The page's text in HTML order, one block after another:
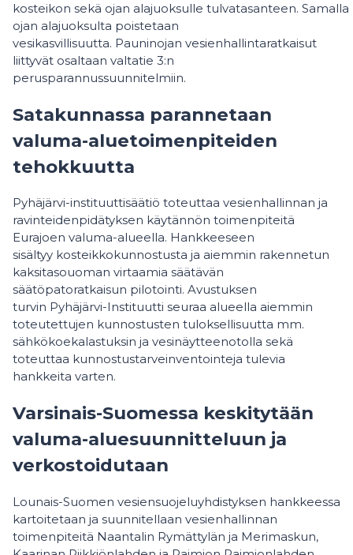
kosteikon sekä ojan alajuoksulle tulvatasanteen. Samalla
ojan alajuoksulta poistetaan
vesikasvillisuutta. Pauninojan vesienhallintaratkaisut
liittyvät osaltaan valtatie 3:n
perusparannussuunnitelmiin.
Satakunnassa parannetaan
valuma-aluetoimenpiteiden
tehokkuutta
Pyhäjärvi-instituuttisäätiö toteuttaa vesienhallinnan ja
ravinteidenpidätyksen käytännön toimenpiteitä
Eurajoen valuma-alueella. Hankkeeseen
sisältyy kosteikkokunnostusta ja aiemmin rakennetun
kaksitasouoman virtaamia säätävän
säätöpatoratkaisun pilotointi. Avustuksen
turvin Pyhäjärvi-Instituutti seuraa alueella aiemmin
toteutettujen kunnostusten tuloksellisuutta mm.
sähkökoekalastuksin ja vesinäytteenotolla sekä
toteuttaa kunnostustarveinventointeja tulevia
hankkeita varten.
Varsinais-Suomessa keskitytään
valuma-aluesuunnitteluun ja
verkostoidutaan
Lounais-Suomen vesiensuojeluyhdistyksen hankkeessa
kartoitetaan ja suunnitellaan vesienhallinnan
toimenpiteitä Naantalin Rymättylän ja Merimaskun,